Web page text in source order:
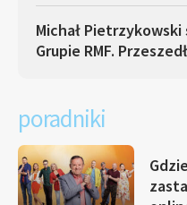
Michał
Grupie RMF.
poradniki